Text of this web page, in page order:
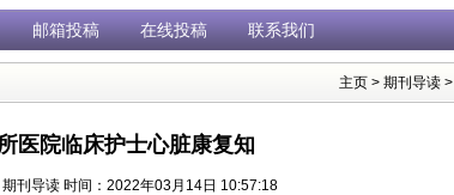
邮箱投稿 在线投稿 联系我们
主页 > 期刊导读 >
医院临床护士心脏康复知
期刊导读时间：2022年03月14日 10:57:18